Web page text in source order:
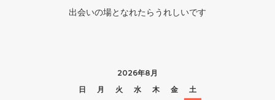
出会いの場となれたらうれしいです
2026年8月
日
月 火 水 木 金
土